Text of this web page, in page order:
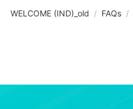
WELCOME (IND)_old / FAQs /